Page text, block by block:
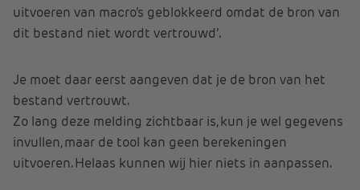
uitvoeren van macro’s geblokkeerd omdat de bron van
dit bestand niet wordt vertrouwd’.
Je moet daar eerst aangeven dat je de bron van het
bestand vertrouwt.
Zo lang deze melding zichtbaar is, kun je wel gegevens
invullen, maar de tool kan geen berekeningen
uitvoeren. Helaas kunnen wij hier niets in aanpassen.